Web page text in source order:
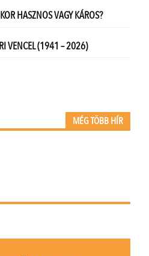
MÉG TÖBB HÍR